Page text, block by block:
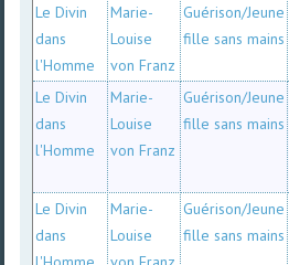
Le Divin
dans
l'Homme
Marie-
Louise
von Franz
Guérison/Jeune
fille sans mains
Le Divin
dans
l'Homme
Marie-
Louise
von Franz
Guérison/Jeune
fille sans mains
Le Divin
dans
Marie-
Louise
Guérison/Jeune
fille sans mains